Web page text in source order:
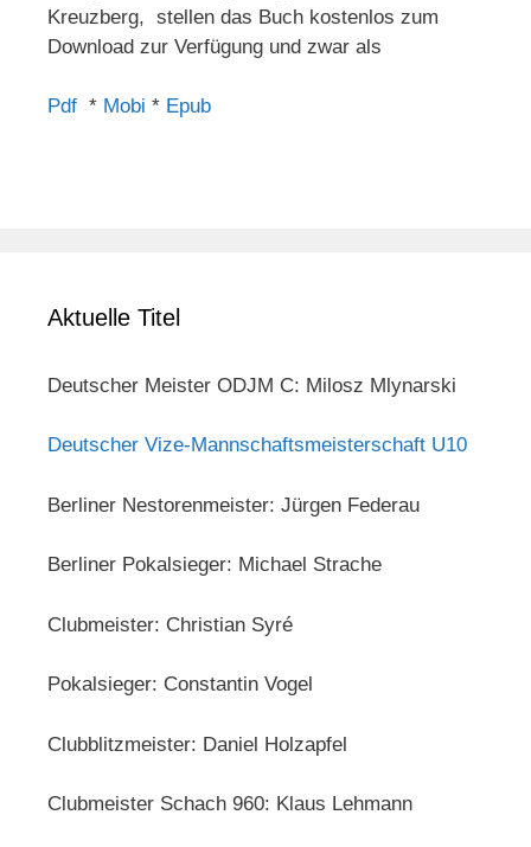
Kreuzberg, stellen das Buch kostenlos zum
Download zur Verfügung und zwar als
Pdf * Mobi * Epub
Aktuelle Titel
Deutscher Meister ODJM C: Milosz Mlynarski
Deutscher Vize-Mannschaftsmeisterschaft U10
Berliner Nestorenmeister: Jürgen Federau
Berliner Pokalsieger: Michael Strache
Clubmeister: Christian Syré
Pokalsieger: Constantin Vogel
Clubblitzmeister: Daniel Holzapfel
Clubmeister Schach 960: Klaus Lehmann